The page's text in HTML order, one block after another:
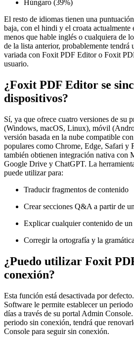
Húngaro (39%)
El resto de idiomas tienen una
baja, con el hindi y el croata actualmente
menos que hable inglés o cualquiera de
de la lista anterior, probablemente tendrá
variada con Foxit PDF Editor o Foxit
usuario.
¿Foxit PDF Editor se
dispositivos?
Sí, ya que ofrece cuatro versiones de su
(Windows, macOS, Linux), móvil
versión basada en la nube compatible
populares como Chrome, Edge, Safari y
también obtienen integración nativa con
Google Drive y ChatGPT. La
puede utilizar para:
Traducir fragmentos de contenido
Crear secciones Q&A a partir de
Explicar cualquier contenido de
Corregir la ortografía y la gramática
¿Puedo utilizar Foxit
conexión?
Esta función está desactivada por
Software le permite establecer un
días a través de su portal Admin
periodo sin conexión, tendrá que
Console para seguir sin conexión.